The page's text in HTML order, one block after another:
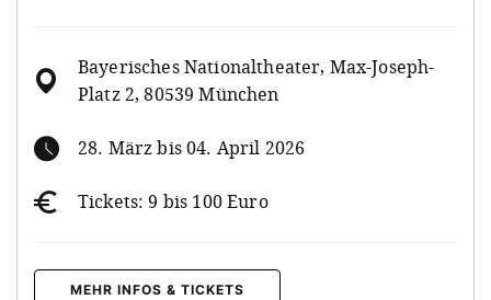
Bayerisches Nationaltheater, Max-Joseph-
Platz 2, 80539 München
28. März bis 04. April 2026
Tickets: 9 bis 100 Euro
MEHR INFOS & TICKETS